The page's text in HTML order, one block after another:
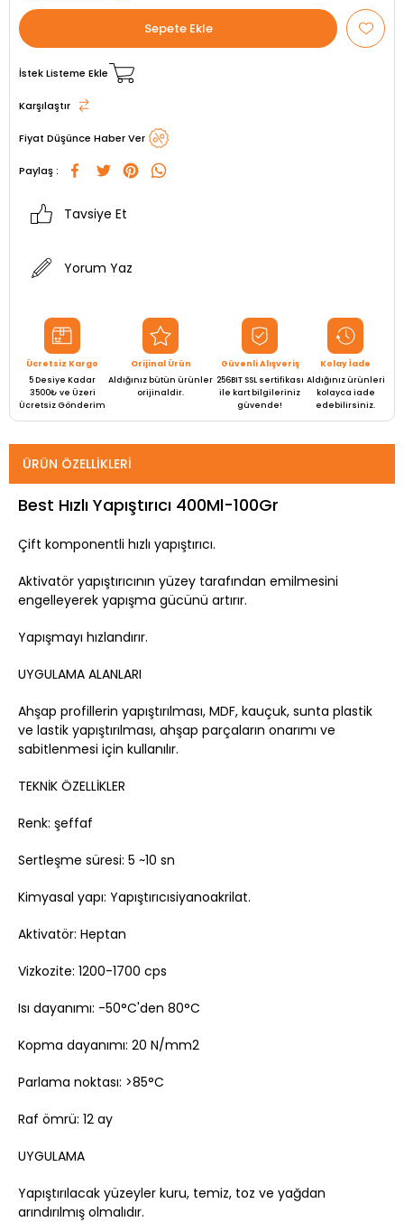
İstek Listeme Ekle
Karşılaştır
Fiyat Düşünce Haber Ver
Paylaş :
Tavsiye Et
Yorum Yaz
Ücretsiz Kargo
5 Desiye Kadar
3500₺ ve Üzeri
Ücretsiz Gönderim
Orijinal Ürün
Aldığınız bütün ürünler
orijinaldir.
Güvenli Alışveriş
256BIT SSL sertifikası
ile kart bilgileriniz
güvende!
Kolay İade
Aldığınız ürünleri
kolayca iade
edebilirsiniz.
ÜRÜN ÖZELLIKLERI
Best Hızlı Yapıştırıcı 400Ml-100Gr
Çift komponentli hızlı yapıştırıcı.
Aktivatör yapıştırıcının yüzey tarafından emilmesini
engelleyerek yapışma gücünü artırır.
Yapışmayı hızlandırır.
UYGULAMA ALANLARI
Ahşap profillerin yapıştırılması, MDF, kauçuk, sunta plastik
ve lastik yapıştırılması, ahşap parçaların onarımı ve
sabitlenmesi için kullanılır.
TEKNİK ÖZELLİKLER
Renk: şeffaf
Sertleşme süresi: 5 ~10 sn
Kimyasal yapı: Yapıştırıcısiyanoakrilat.
Aktivatör: Heptan
Vizkozite: 1200-1700 cps
Isı dayanımı: -50°C'den 80°C
Kopma dayanımı: 20 N/mm2
Parlama noktası: >85°C
Raf ömrü: 12 ay
UYGULAMA
Yapıştırılacak yüzeyler kuru, temiz, toz ve yağdan
arındırılmış olmalıdır.